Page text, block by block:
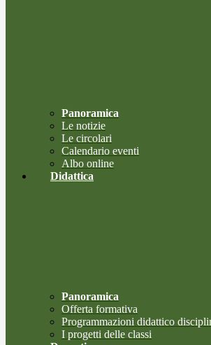
Panoramica
Le notizie
Le circolari
Calendario eventi
Albo online
Didattica
Panoramica
Offerta formativa
Programmazioni didattico
I progetti delle classi